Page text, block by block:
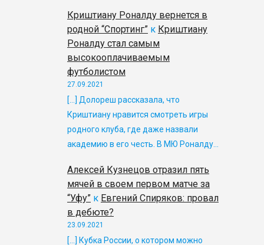
Криштиану Роналду вернется в
родной “Спортинг” к Криштиану
Роналду стал самым
высокооплачиваемым
футболистом
27.09.2021
[…] Долореш рассказала, что
Криштиану нравится смотреть игры
родного клуба, где даже назвали
академию в его честь. В МЮ Роналду…
Алексей Кузнецов отразил пять
мячей в своем первом матче за
“Уфу” к Евгений Спиряков: провал
в дебюте?
23.09.2021
[…] Кубка России, о котором можно